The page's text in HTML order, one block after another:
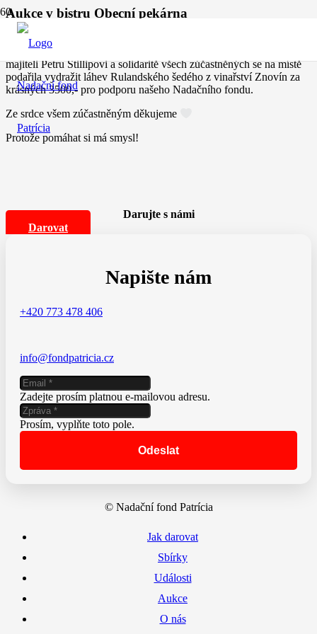
Aukce v bistru Obecní pekárna
10.12.2024 se v bistru Obecní pekárně v Rokycanech konala
soukromá ochutnávka vín pro ZO ČSOP Rokycany. Díky skvělému
majiteli Petru Štillipovi a solidaritě všech zúčastněných se na místě
podařila vydražit láhev Rulandského šedého z vinařství Znovín za
krásných 3500,- pro podporu našeho Nadačního fondu.
Ze srdce všem zúčastněným děkujeme
Protože pomáhat si má smysl!
Darujte s námi
Darovat
Napište nám
+420 773 478 406
info@fondpatricia.cz
Zadejte prosím platnou e-mailovou adresu.
Prosím, vyplňte toto pole.
Odeslat
© Nadační fond Patrícia
Jak darovat
Sbírky
Události
Aukce
O nás